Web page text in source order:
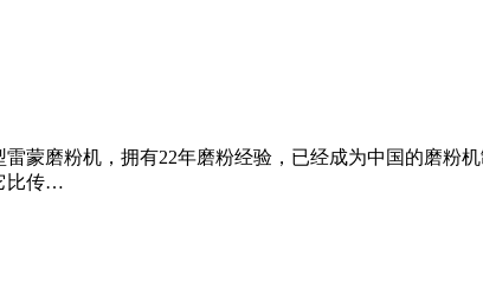
蒙磨粉机，拥有22年磨粉经验，已经成为中国的磨粉
比传…